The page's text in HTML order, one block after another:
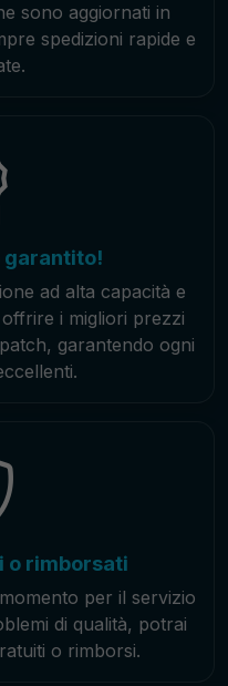
sono aggiornati in
spedizioni rapide e
garantito!
ad alta capacità e
i migliori prezzi
garantendo ogni
o rimborsati
per il servizio
di qualità, potrai
o rimborsi.